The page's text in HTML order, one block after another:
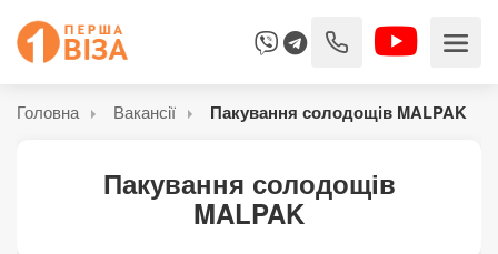
Головна Вакансії Пакування солодощів MALPAK
Пакування солодощів
MALPAK